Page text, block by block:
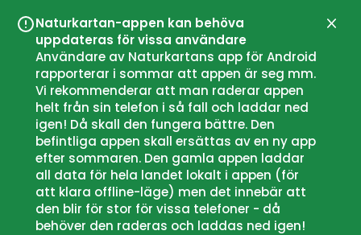
Naturkartan-appen kan behöva
uppdateras för vissa användare
Användare av Naturkartans app för Android
rapporterar i sommar att appen är seg mm.
Vi rekommenderar att man raderar appen
helt från sin telefon i så fall och laddar ned
igen! Då skall den fungera bättre. Den
befintliga appen skall ersättas av en ny app
efter sommaren. Den gamla appen laddar
all data för hela landet lokalt i appen (för
att klara offline-läge) men det innebär att
den blir för stor för vissa telefoner - då
behöver den raderas och laddas ned igen!